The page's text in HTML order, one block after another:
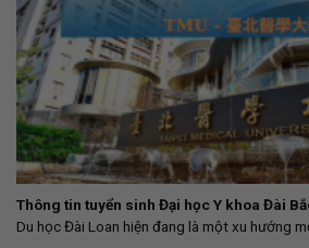
Thông tin tuyển sinh Đại học Y khoa Đài
Du học Đài Loan hiện đang là một xu hướng